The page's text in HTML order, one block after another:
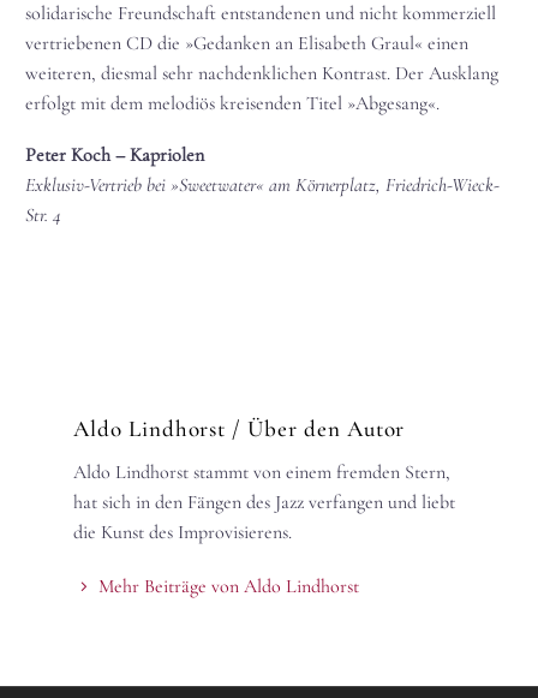
solidarische Freundschaft entstandenen und nicht kommerziell
vertriebenen CD die »Gedanken an Elisabeth Graul« einen
weiteren, diesmal sehr nachdenklichen Kontrast. Der Ausklang
erfolgt mit dem melodiös kreisenden Titel »Abgesang«.
Peter Koch – Kapriolen
Exklusiv-Vertrieb bei »Sweetwater« am Körnerplatz, Friedrich-Wieck-
Str. 4
Aldo Lindhorst / Über den Autor
Aldo Lindhorst stammt von einem fremden Stern,
hat sich in den Fängen des Jazz verfangen und liebt
die Kunst des Improvisierens.
Mehr Beiträge von Aldo Lindhorst